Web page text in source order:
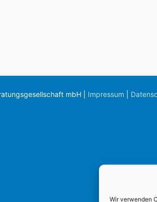
Wir verwenden
mbH | Impressum